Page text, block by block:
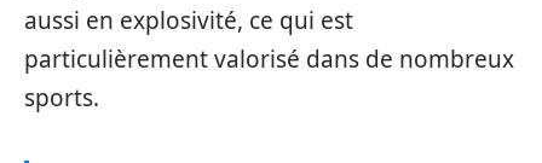
aussi en explosivité, ce qui est
particulièrement valorisé dans de nombreux
sports.